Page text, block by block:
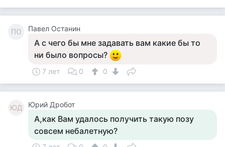
ПО Павел Останин
А с чего бы мне задавать вам какие бы то
ни было вопросы?
7 лет 0 0
ЮД Юрий Дробот
А,как Вам удалось получить такую позу
совсем небалетную?